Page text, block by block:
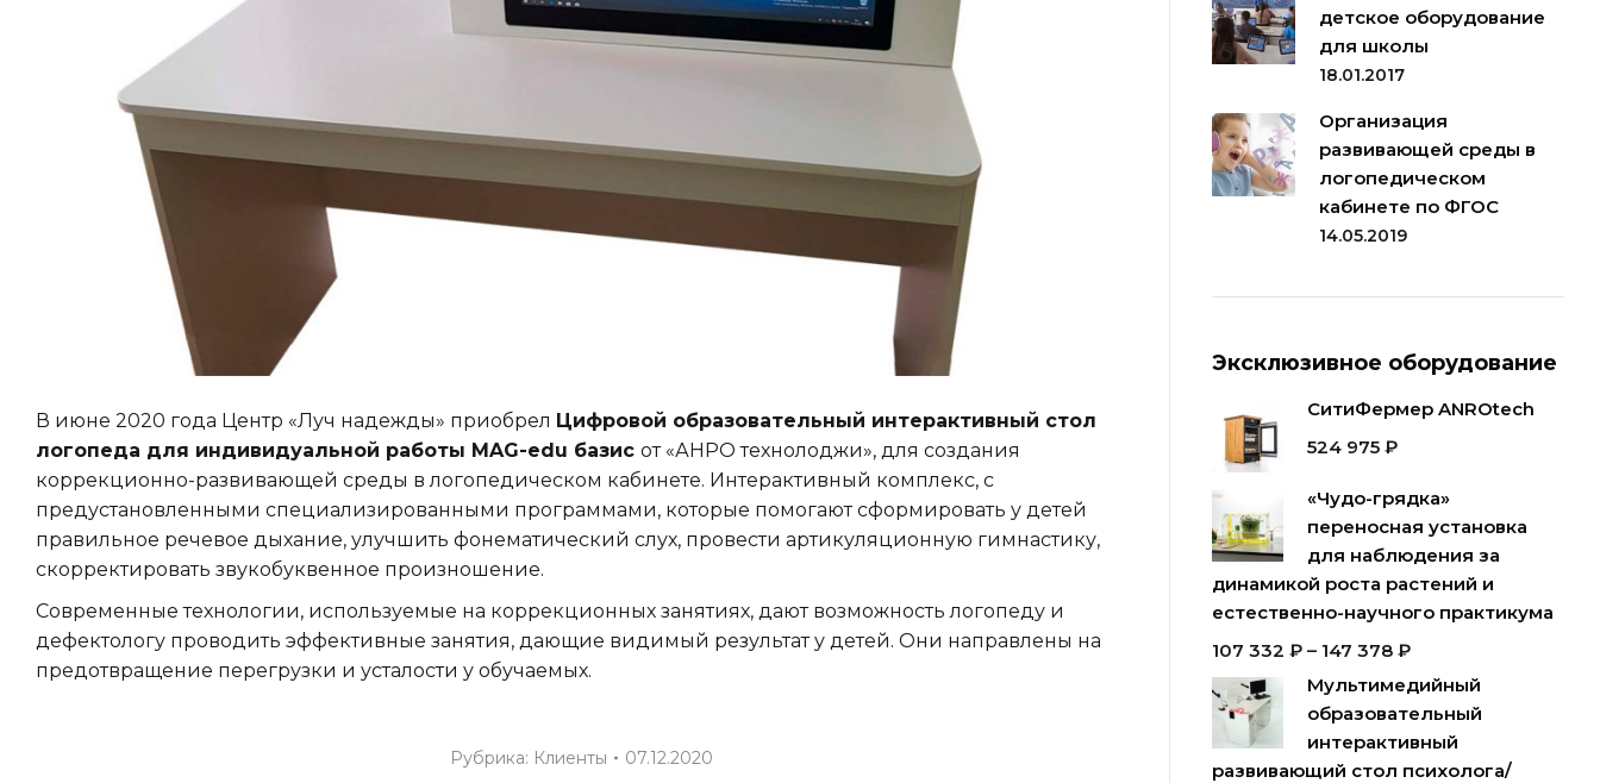
В июне 2020 года Центр «Луч надежды» приобрел Цифровой образовательный интерактивный стол
логопеда для индивидуальной работы MAG-edu базис от «АНРО технолоджи», для создания
коррекционно-развивающей среды в логопедическом кабинете. Интерактивный комплекс, с
предустановленными специализированными программами, которые помогают сформировать у детей
правильное речевое дыхание, улучшить фонематический слух, провести артикуляционную гимнастику,
скорректировать звукобуквенное произношение.
Современные технологии, используемые на коррекционных занятиях, дают возможность логопеду и
дефектологу проводить эффективные занятия, дающие видимый результат у детей. Они направлены на
предотвращение перегрузки и усталости у обучаемых.
Рубрика: Клиенты 07.12.2020
детское оборудование
для школы
18.01.2017
Организация
развивающей среды в
логопедическом
кабинете по ФГОС
14.05.2019
Эксклюзивное оборудование
СитиФермер ANROtech
524 975 ₽
«Чудо-грядка»
переносная установка
для наблюдения за
динамикой роста растений и
естественно-научного практикума
107 332 ₽– 147 378 ₽
Мультимедийный
образовательный
интерактивный
развивающий стол психолога/